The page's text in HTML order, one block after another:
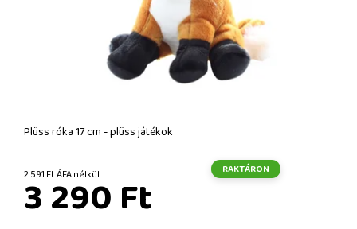
Plüss róka 17 cm - plüss játékok
2 591 Ft ÁFA nélkül RAKTÁRON
3 290 Ft